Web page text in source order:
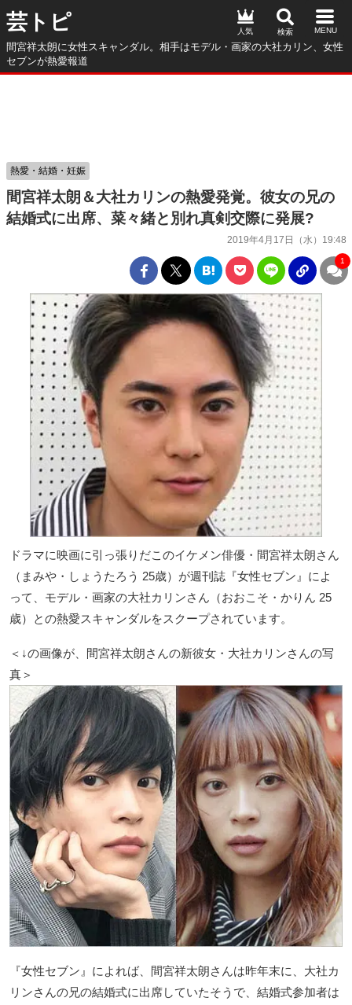
芸トピ
間宮祥太朗に女性スキャンダル。相手はモデル・画家の大社カリン、女性
セブンが熱愛報道
人気
間宮祥太朗＆大社カリンの熱愛発覚。彼女の兄の
結婚式に出席、菜々緒と別れ真剣交際に発展?
2019年4月17日（水）19:48
熱愛・結婚・妊娠
1
ドラマに映画に引っ張りだこのイケメン俳優・間宮祥太朗さん
（まみや・しょうたろう 25歳）が週刊誌『女性セブン』によ
って、モデル・画家の大社カリンさん（おおこそ・かりん 25
歳）との熱愛スキャンダルをスクープされています。
＜↓の画像が、間宮祥太朗さんの新彼女・大社カリンさんの写
真＞
『女性セブン』によれば、間宮祥太朗さんは昨年末に、大社カ
リンさんの兄の結婚式に出席していたそうで、結婚式参加者は